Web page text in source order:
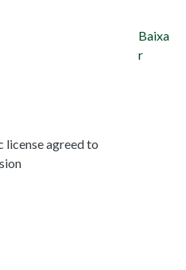
license agreed to
Baixa
r